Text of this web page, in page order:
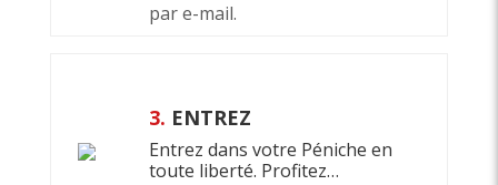
par e-mail.
3. ENTREZ
Entrez dans votre Péniche en
toute liberté. Profitez…